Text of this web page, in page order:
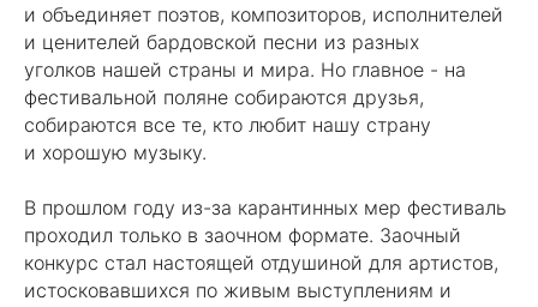
и объединяет поэтов, композиторов, исполнителей
и ценителей бардовской песни из разных
уголков нашей страны и мира. Но главное - на
фестивальной поляне собираются друзья,
собираются все те, кто любит нашу страну
и хорошую музыку.
В прошлом году из-за карантинных мер фестиваль
проходил только в заочном формате. Заочный
конкурс стал настоящей отдушиной для артистов,
истосковавшихся по живым выступлениям и